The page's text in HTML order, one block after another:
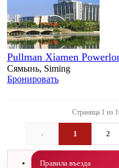
Pullman Xiamen
Сямынь, Siming
Бронировать
Страница 1 из
‹ 1 2
Правила въезда